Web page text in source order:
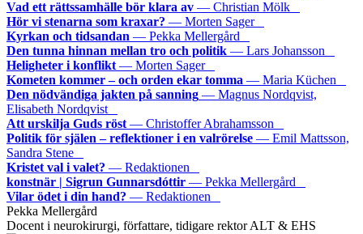
Vad ett rättssamhälle bör klara av — Christian Mölk
Hör vi stenarna som kraxar? — Morten Sager
Kyrkan och tidsandan — Pekka Mellergård
Den tunna hinnan mellan tro och politik — Lars Johansson
Heligheter i konflikt — Morten Sager
Kometen kommer – och orden ekar tomma — Maria Küchen
Den nödvändiga jakten på sanning — Magnus Nordqvist,
Elisabeth Nordqvist
Att urskilja Guds röst — Christoffer Abrahamsson
Politik för själen – reflektioner i en valrörelse — Emil Mattsson,
Sandra Stene
Kristet val i valet? — Redaktionen
konstnär | Sigrun Gunnarsdóttir — Pekka Mellergård
Vilar ödet i din hand? — Redaktionen
Pekka Mellergård
Docent i neurokirurgi, författare, tidigare rektor ALT & EHS